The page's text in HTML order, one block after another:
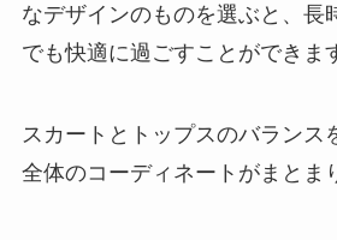
なデザインのものを選ぶと、長
でも快適に過ごすことができま
スカートとトップスのバランス
全体のコーディネートがまとま